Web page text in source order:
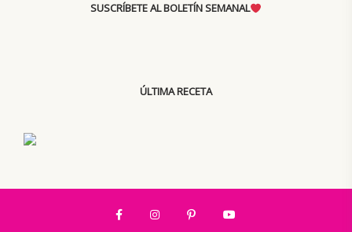
SUSCRÍBETE AL BOLETÍN SEMANAL
ÚLTIMA RECETA